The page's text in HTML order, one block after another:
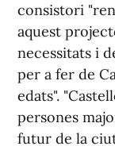
consistori
aquest
necessitats i
per a fer de
edats".
persones
futur de la